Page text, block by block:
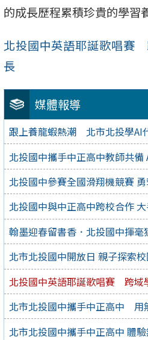
媒體報導
跟上養龍蝦熱潮 北市北投學AI
北投國中攜手中正高中教師共備
北投國中參賽全國滑翔機競賽
北投國中與中正高中跨校合作
翰墨迎春留書香．北投國中揮毫
北市北投國中開放日 親子探索
北投國中英語耶誕歌唱賽 跨域
北市北投國中攜手中正高中 用
北市北投國中攜手中正高中 體
的成長歷程累積珍貴的學習
北投國中英語耶誕歌唱賽
長